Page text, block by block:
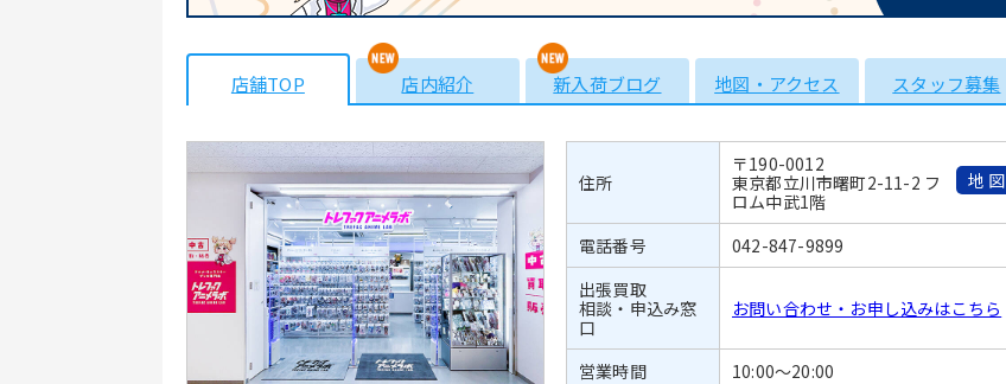
店舗TOP 店内紹介 新入荷ブログ 地図・アクセス スタッフ募集
住所
〒190-0012
東京都立川市曙町2-11-2 フ
ロム中武1階
地図
電話番号
042-847-9899
出張買取
相談・申込み窓
口
お問い合わせ・お申し込みはこちら
営業時間
10:00～20:00